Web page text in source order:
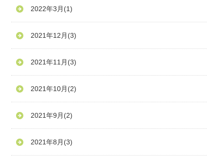
2022年3月 (1)
2021年12月 (3)
2021年11月 (3)
2021年10月 (2)
2021年9月 (2)
2021年8月 (3)